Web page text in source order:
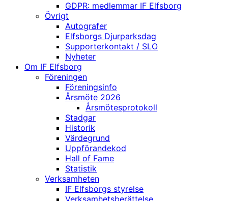
GDPR: medlemmar IF Elfsborg
Övrigt
Autografer
Elfsborgs Djurparksdag
Supporterkontakt / SLO
Nyheter
Om IF Elfsborg
Föreningen
Föreningsinfo
Årsmöte 2026
Årsmötesprotokoll
Stadgar
Historik
Värdegrund
Uppförandekod
Hall of Fame
Statistik
Verksamheten
IF Elfsborgs styrelse